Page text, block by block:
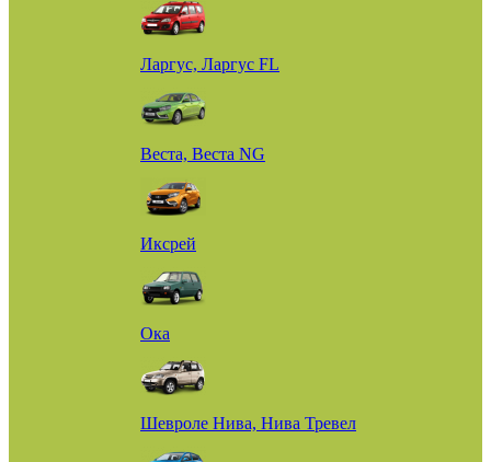
Ларгус, Ларгус FL
Веста, Веста NG
Иксрей
Ока
Шевроле Нива, Нива Тревел